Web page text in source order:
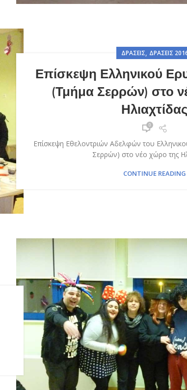
ΔΡΆΣΕΙΣ, ΔΡΆΣΕΙΣ
Επίσκεψη Ελληνικού
(Τμήμα Σερρών) στο
Ηλιαχτίδας
0
Επίσκεψη Εθελοντριών Αδελφών του
Σερρών) στο νέο χώρο της
CONTINUE READING